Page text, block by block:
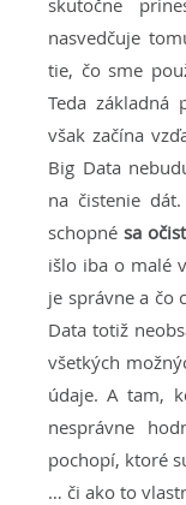
nasvedčuje
tie, čo sme
Teda základná
však začína
Big Data
na čistenie
schopné sa
išlo iba o malé
je správne a čo
Data totiž
všetkých
údaje. A tam,
nesprávne
pochopí, ktoré
… či ako to